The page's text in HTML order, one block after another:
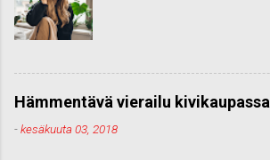
Hämmentävä vierailu kivikaupassa
-kesäkuuta 03, 2018